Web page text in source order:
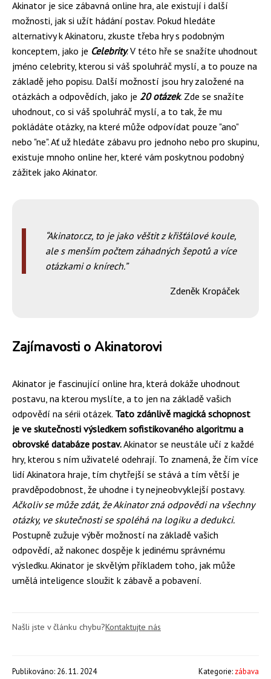
Akinator je sice zábavná online hra, ale existují i další
možnosti, jak si užít hádání postav. Pokud hledáte
alternativy k Akinatoru, zkuste třeba hry s podobným
konceptem, jako je Celebrity. V této hře se snažíte uhodnout
jméno celebrity, kterou si váš spoluhráč myslí, a to pouze na
základě jeho popisu. Další možností jsou hry založené na
otázkách a odpovědích, jako je 20 otázek. Zde se snažíte
uhodnout, co si váš spoluhráč myslí, a to tak, že mu
pokládáte otázky, na které může odpovídat pouze "ano"
nebo "ne". Ať už hledáte zábavu pro jednoho nebo pro skupinu,
existuje mnoho online her, které vám poskytnou podobný
zážitek jako Akinator.
Akinator.cz, to je jako věštit z křišťálové koule,
ale s menším počtem záhadných šepotů a více
otázkami o knírech.
Zdeněk Kropáček
Zajímavosti o Akinatorovi
Akinator je fascinující online hra, která dokáže uhodnout
postavu, na kterou myslíte, a to jen na základě vašich
odpovědí na sérii otázek. Tato zdánlivě magická schopnost
je ve skutečnosti výsledkem sofistikovaného algoritmu a
obrovské databáze postav.Akinator se neustále učí z každé
hry, kterou s ním uživatelé odehrají. To znamená, že čím více
lidí Akinatora hraje, tím chytřejší se stává a tím větší je
pravděpodobnost, že uhodne i ty nejneobvyklejší postavy.
Ačkoliv se může zdát, že Akinator zná odpovědi na všechny
otázky, ve skutečnosti se spoléhá na logiku a dedukci.
Postupně zužuje výběr možností na základě vašich
odpovědí, až nakonec dospěje k jedinému správnému
výsledku. Akinator je skvělým příkladem toho, jak může
umělá inteligence sloužit k zábavě a pobavení.
Našli jste v článku chybu?Kontaktujte nás
Publikováno: 26. 11. 2024 Kategorie: zábava